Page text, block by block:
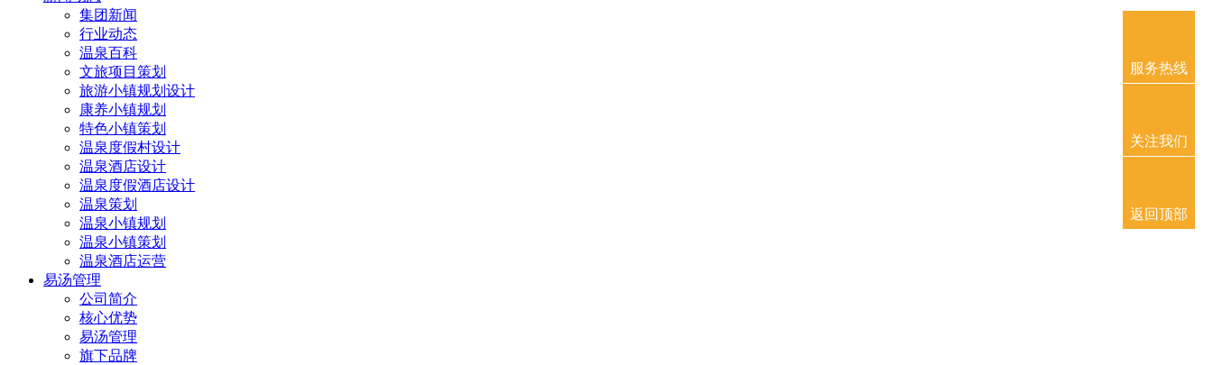
集团新闻
行业动态
温泉百科
文旅项目策划
旅游小镇规划设计
康养小镇规划
特色小镇策划
温泉度假村设计
温泉酒店设计
温泉度假酒店设计
温泉策划
温泉小镇规划
温泉小镇策划
温泉酒店运营
易汤管理
公司简介
核心优势
易汤管理
旗下品牌
服务热线
关注我们
返回顶部